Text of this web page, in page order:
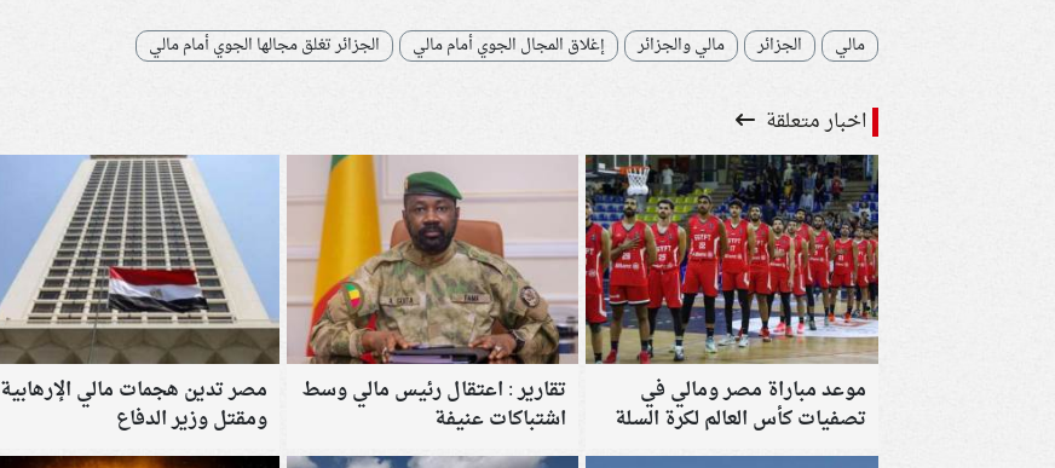
مالي الجزائر مالي والجزائر إغلاق المجال الجوي أمام مالي الجزائر تغلق مجالها الجوي أمام مالي
اخبار متعلقة
موعد مباراة مصر ومالي في
تصفيات كأس العالم لكرة السلة
2027.. والقائمة الكاملة للفراعنة
تقارير : اعتقال رئيس مالي وسط
اشتباكات عنيفة
مصر تدين هجمات مالي الإرهابية
ومقتل وزير الدفاع